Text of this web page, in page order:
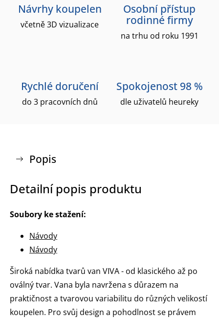
Návrhy koupelen
včetně 3D vizualizace
Osobní přístup
rodinné firmy
na trhu od roku 1991
Rychlé doručení
do 3 pracovních dnů
Spokojenost 98 %
dle uživatelů heureky
Popis
Detailní popis produktu
Soubory ke stažení:
Návody
Návody
Široká nabídka tvarů van VIVA - od klasického až po
oválný tvar. Vana byla navržena s důrazem na
praktičnost a tvarovou variabilitu do různých velikostí
koupelen. Pro svůj design a pohodlnost se právem